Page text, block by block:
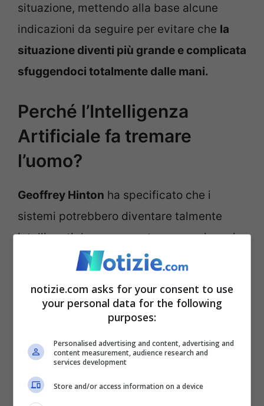
situazione, mettendo alla base alcune
indicazioni da seguire per evitare che la
situazione diventi più grande e complicata
sfuggendoci totalmente dalle mani.
Perché l’Intelligenza
Artificiale fa tremare
l’uomo?
Geoffrey Hinton ha specificato che i
sistemi potrebbero diventare talmente
intelligenti da rappresentare una minaccia
diretta per la nostra specie. No, non è un
pura verità di un’evoluzione che forse già
ora ci è sfuggita dalle mani.
Nell’intervista alla Bbc, lo scienziato ha
specificato: “Quando ho iniziato a lavorare
all’Ai, non pensavo che saremmo giunti
notizie.com asks for your consent to use
your personal data for the following
purposes:
Personalised advertising and content, advertising and
content measurement, audience research and
services development
Store and/or access information on a device